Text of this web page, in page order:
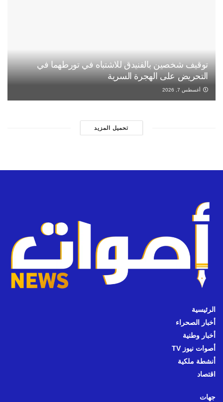
توقيف شخصين بالفنيدق للاشتباه في تورطهما في
التحريض على الهجرة السرية
أغسطس 7, 2026
تحميل المزيد
الرئيسية
أخبار الصحراء
أخبار وطنية
أصوات نيوز TV
أنشطة ملكية
اقتصاد
جهات